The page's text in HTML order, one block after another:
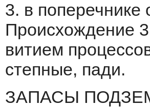
3. в
Происхождение
витием
степные, пади.
ЗАПАСЫ